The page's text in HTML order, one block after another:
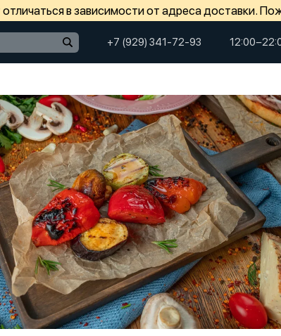
в зависимости от адреса доставки.
+7 (929) 341-72-93